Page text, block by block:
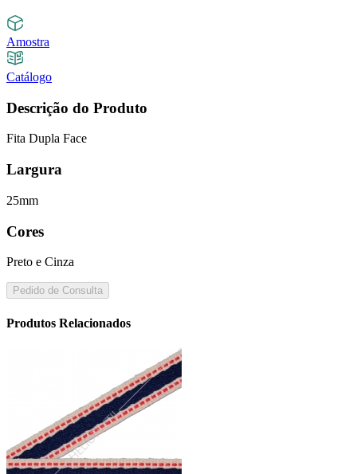
Amostra
Catálogo
Descrição do Produto
Fita Dupla Face
Largura
25mm
Cores
Preto e Cinza
Pedido de Consulta
Produtos Relacionados